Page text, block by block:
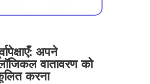
अपने
वातावरण को
करना